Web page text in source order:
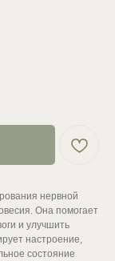
нервной
Она помогает
и улучшить
настроение,
состояние